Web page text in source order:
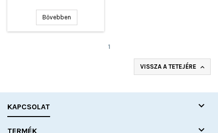
Bővebben
1
VISSZA A TETEJÉRE 
KAPCSOLAT 
TERMÉK 